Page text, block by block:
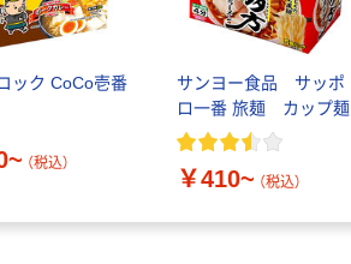
ック CoCo壱番
（税込）
サンヨー食品 サッポ
ロ一番 旅麺 カップ麺
￥410~ （税込）